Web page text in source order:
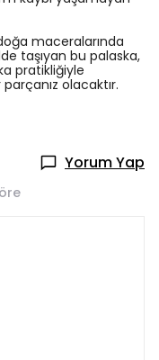
maceralarında
taşıyan bu palaska,
pratikliğiyle
olacaktır.
Yorum Yap